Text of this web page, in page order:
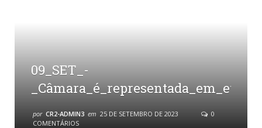
09_SET_-
por CR2-ADMIN3 em 25 DE SETEMBRO DE 2023
0
COMENTÁRIOS